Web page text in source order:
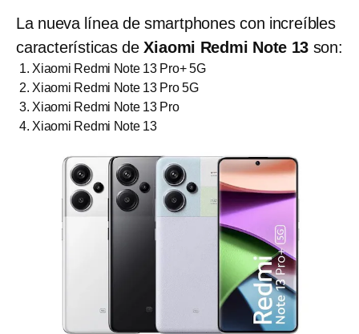
La nueva línea de smartphones con increíbles
características deXiaomi Redmi Note 13 son:
Xiaomi Redmi Note 13 Pro+ 5G
Xiaomi Redmi Note 13 Pro 5G
Xiaomi Redmi Note 13 Pro
Xiaomi Redmi Note 13